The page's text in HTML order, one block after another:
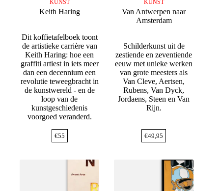
KUNST
Keith Haring
Dit koffietafelboek toont
de artistieke carrière van
Keith Haring: hoe een
graffiti artiest in iets meer
dan een decennium een
revolutie teweegbracht in
de kunstwereld - en de
loop van de
kunstgeschiedenis
voorgoed veranderd.
€55
KUNST
Van Antwerpen naar
Amsterdam
Schilderkunst uit de
zestiende en zeventiende
eeuw met unieke werken
van grote meesters als
Van Cleve, Aertsen,
Rubens, Van Dyck,
Jordaens, Steen en Van
Rijn.
€49,95